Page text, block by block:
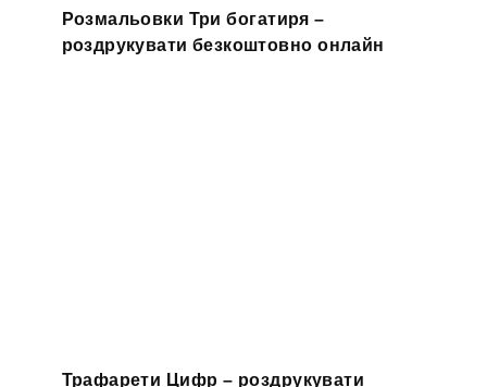
Розмальовки Три богатиря –
роздрукувати безкоштовно онлайн
Трафарети Цифр – роздрукувати